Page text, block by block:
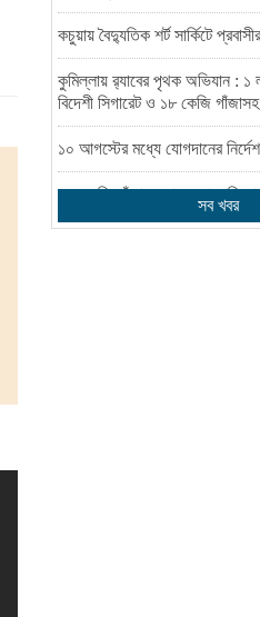
কচুয়ায় বৈদ্যুতিক শর্ট সার্কিটে
কুমিল্লায় র‌্যাবের পৃথক অভিযান : ১
বিদেশী সিগারেট ও ১৮ কেজি
১০ আগস্টের মধ্যে যোগদানের নির্দেশ
এক কেজি গাঁজাসহ মাদক কারবারি
সব খবর